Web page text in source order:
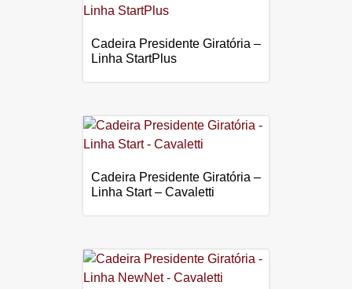
Cadeira Presidente Giratória –
Linha StartPlus
Cadeira Presidente Giratória –
Linha Start – Cavaletti